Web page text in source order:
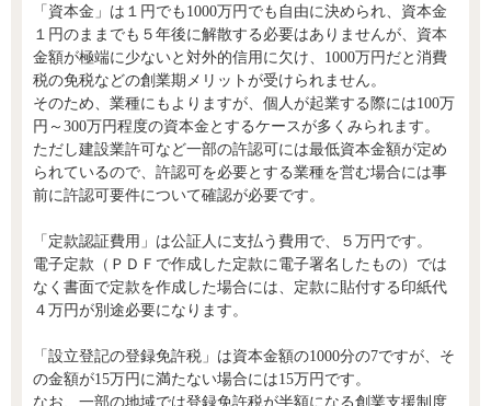
「資本金」は１円でも1000万円でも自由に決められ、資本金
１円のままでも５年後に解散する必要はありませんが、資本
金額が極端に少ないと対外的信用に欠け、1000万円だと消費
税の免税などの創業期メリットが受けられません。
そのため、業種にもよりますが、個人が起業する際には100万
円～300万円程度の資本金とするケースが多くみられます。
ただし建設業許可など一部の許認可には最低資本金額が定め
られているので、許認可を必要とする業種を営む場合には事
前に許認可要件について確認が必要です。
「定款認証費用」は公証人に支払う費用で、５万円です。
電子定款（ＰＤＦで作成した定款に電子署名したもの）では
なく書面で定款を作成した場合には、定款に貼付する印紙代
４万円が別途必要になります。
「設立登記の登録免許税」は資本金額の1000分の7ですが、そ
の金額が15万円に満たない場合には15万円です。
なお、一部の地域では登録免許税が半額になる創業支援制度